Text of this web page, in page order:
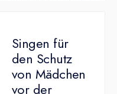
Singen für
den Schutz
von Mädchen
vor der